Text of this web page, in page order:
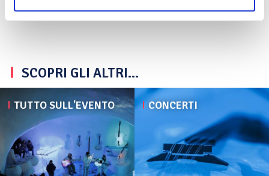
SCOPRI GLI ALTRI...
TUTTO SULL'EVENTO CONCERTI